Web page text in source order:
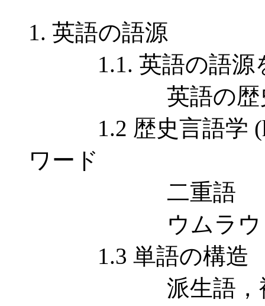
1. 英語の語源
1.1. 英語の語源を
英語の歴史と
1.2 歴史言語学
ワード
二重語
ウムラウトと
1.3 単語の構造
派生語，複